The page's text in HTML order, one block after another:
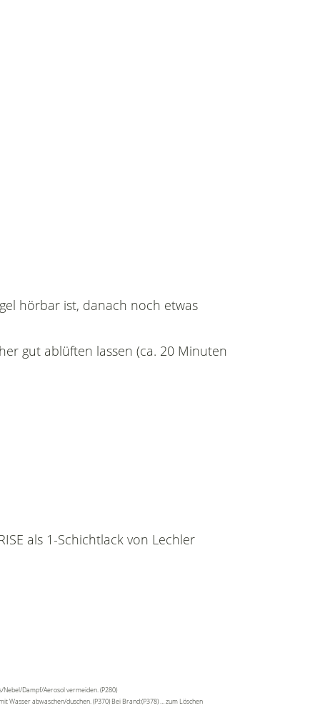
hörbar ist, danach noch etwas
gut ablüften lassen (ca. 20 Minuten
als 1-Schichtlack von Lechler
Nebel/Dampf/Aerosol vermeiden. (P280)
Wasser abwaschen/duschen. (P370) Bei Brand:(P378) … zum Löschen